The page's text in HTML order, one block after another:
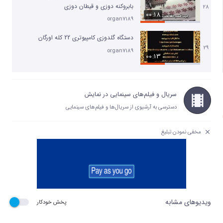
28
00:18
بابروکنه دوزی و قیطان دوزی
organ7189
29
00:13
دستگاه گلدوزی کامپیوتری 22 کله اورگان
organ7189
سریال و فیلم‌های سینمایی در نمایش
دسترسی به آرشیوی از سریال‌ها و فیلم‌های سینمایی
مخفی نمودن تبلیغ
ویدیوهای مشابه پخش خودکار